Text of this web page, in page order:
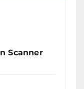
Scanner